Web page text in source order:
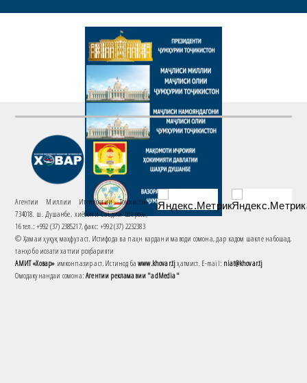
Агентии Миллии Иттилоотии Тоҷикистон
734018. ш. Душанбе, хиёбони Саъдии Шерозӣ,
16 тел.: +992 (37) 2385217, факс: +992 (37) 2232383
© Ҳамаи ҳуқуқ маҳфуз аст. Истифода ва паҳн кардани маводи сомона, дар кадом шакле набошад,
танҳо бо иҷозати хаттии роҳбарияти
АМИТ «Ховар» имконпазир аст. Истинод баwww.khovar.tjҳатмист. E-mail: niat@khovar.tj
Омодакунандаи сомона:Агентии рекламавии "adMedia"